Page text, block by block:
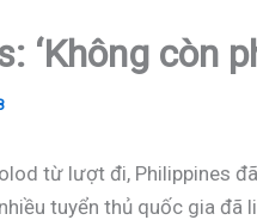
‘Không còn
từ lượt đi, Philippines
tuyển thủ quốc gia đã